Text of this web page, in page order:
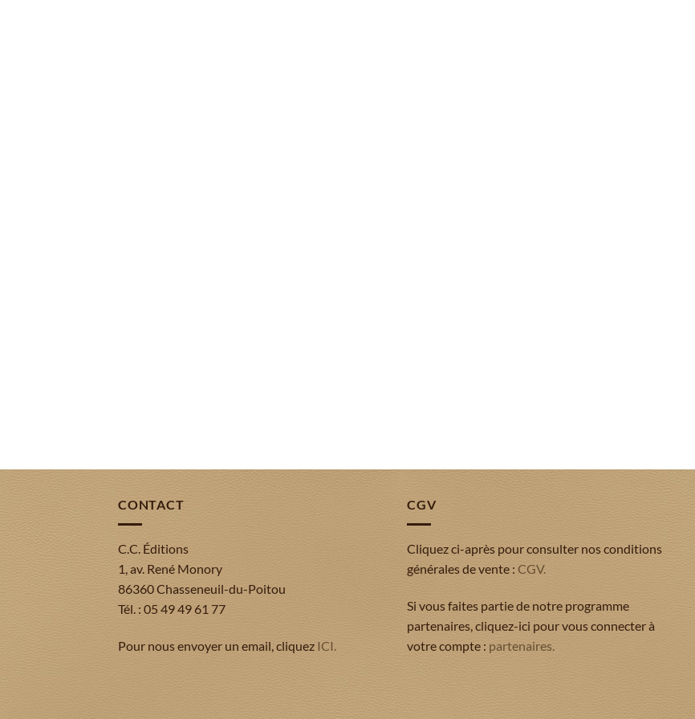
CONTACT
C.C. Éditions
1, av. René Monory
86360 Chasseneuil-du-Poitou
Tél. : 05 49 49 61 77
Pour nous envoyer un email, cliquez ICI.
CGV
Cliquez ci-après pour consulter nos conditions
générales de vente : CGV.
Si vous faites partie de notre programme
partenaires, cliquez-ici pour vous connecter à
votre compte : partenaires.